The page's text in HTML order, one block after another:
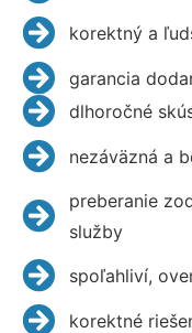
korektný a
garancia
dlhoročné
nezáväzná a
preberanie
služby
spoľahliví,
korektné